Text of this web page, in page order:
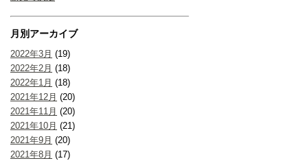
月別アーカイブ
2022年3月 (19)
2022年2月 (18)
2022年1月 (18)
2021年12月 (20)
2021年11月 (20)
2021年10月 (21)
2021年9月 (20)
2021年8月 (17)